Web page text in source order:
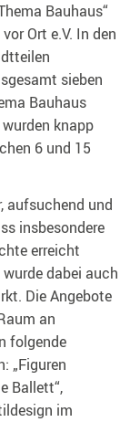
Bauhaus“
Ort e.V. In den
sieben
Bauhaus
knapp
6 und 15
aufsuchend und
insbesondere
erreicht
dabei auch
Die Angebote
an
folgende
„Figuren
Ballett“,
im